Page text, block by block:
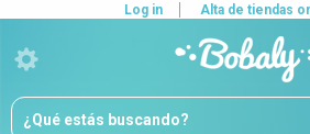
Log in Alta de tiendas